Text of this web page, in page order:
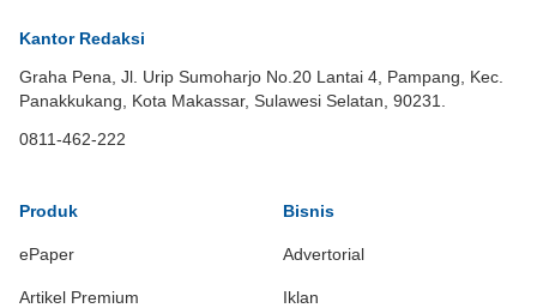
Kantor Redaksi
Graha Pena, Jl. Urip Sumoharjo No.20 Lantai 4, Pampang, Kec.
Panakkukang, Kota Makassar, Sulawesi Selatan, 90231.
0811-462-222
Produk
ePaper
Artikel Premium
Bisnis
Advertorial
Iklan